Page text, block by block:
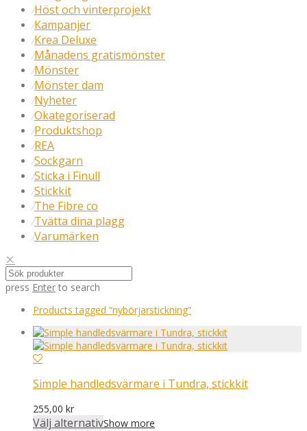
⁄Höst och vinterprojekt
⁄Kampanjer
⁄Krea Deluxe
⁄Månadens gratismönster
⁄Mönster
⁄Mönster dam
⁄Nyheter
⁄Okategoriserad
⁄Produktshop
⁄REA
⁄Sockgarn
⁄Sticka i Finull
⁄Stickkit
⁄The Fibre co
⁄Tvätta dina plagg
⁄Varumärken
press Enter to search
Products tagged “nybörjarstickning”
Simple handledsvärmare i Tundra, stickkit
255,00 kr
Välj alternativShow more